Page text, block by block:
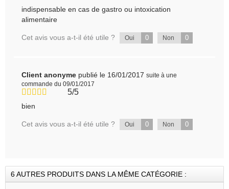
indispensable en cas de gastro ou intoxication
alimentaire
Cet avis vous a-t-il été utile ? Oui 0 Non 0
Client anonyme publié le 16/01/2017 suite à une
commande du 09/01/2017
5/5
bien
Cet avis vous a-t-il été utile ? Oui 0 Non 0
6 AUTRES PRODUITS DANS LA MÊME CATÉGORIE :